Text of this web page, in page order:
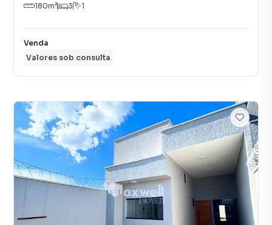
180m² 3 1
Venda
Valores sob consulta